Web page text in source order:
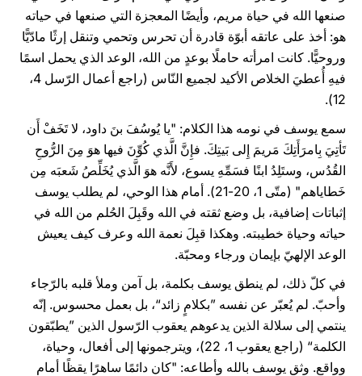
صنعها الله في حياة مريم، وأيضًا المعجزة التي صنعها في حياته
هو: أخذ على عاتقه أبوّة قادرة أن تحرس وتحمي وتنقل إرثًا مادّيًّا
وروحيًّا. كانت امرأته حاملًا بوعدٍ من الله، الوعد الذي يحمل اسمًا
فيهِ أُعطيَ الخلاص الأكيد لجميع النّاس (راجع أعمال الرّسل 4،
12).
سمع يوسف في نومه هذا الكلام: "يا يُوسُفَ بنَ داود، لا تَخَفْ أَن
تَأتِيَ بِامرَأَتِكَ مَريمَ إِلى بَيتِكَ. فإِنَّ الَّذي كُوِّنَ فيها هوَ مِنَ الرُّوحِ
القُدُس، وستَلِدُ ابنًا فسَمِّهِ يسوع، لأَنَّه هوَ الَّذي يُخَلِّصُ شَعبَه مِن
خَطاياهم" (متّى 1، 20-21). أمام هذا الوحي، لم يطلب يوسف
إثباتات إضافية، بل وضع ثقته في الله وقَبِلَ الحُلم من الله في
حياته وحياة خطيبته. وهكذا قبِلَ نعمة الله وعرف كيف يعيش
الوعد الإلهيّ بإيمان ورجاء ومحبّة.
في كلّ ذلك، لم ينطق يوسف بكلمة، بل آمن وملأ قلبه بالرّجاء
وأحبّ. لم يُعبّر عن نفسه ”بكلامٍ زائد“، بل بعمل محسوس. إنّه
ينتمي إلى سلالة الذين يدعوهم يعقوب الرّسول الذين ”يطبّقون
الكلمة“ (راجع يعقوب 1، 22)، ويترجمونها إلى أفعال، وحياة،
وواقع. وثق يوسف بالله وأطاعه: "كان دائمًا ساهرًا يقظًا أمام